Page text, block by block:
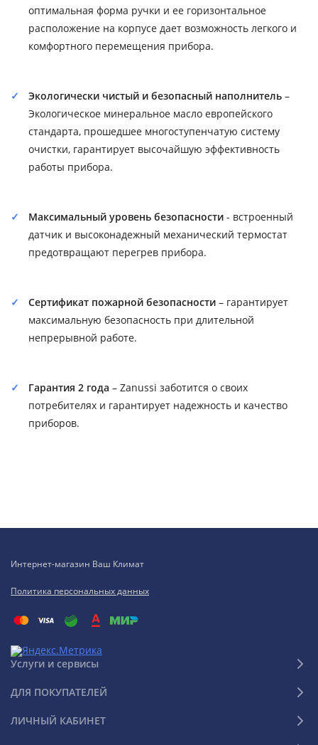
оптимальная форма ручки и ее горизонтальное
расположение на корпусе дает возможность легкого и
комфортного перемещения прибора.
Экологически чистый и безопасный наполнитель –
Экологическое минеральное масло европейского
стандарта, прошедшее многоступенчатую систему
очистки, гарантирует высочайшую эффективность
работы прибора.
Максимальный уровень безопасности - встроенный
датчик и высоконадежный механический термостат
предотвращают перегрев прибора.
Сертификат пожарной безопасности – гарантирует
максимальную безопасность при длительной
непрерывной работе.
Гарантия 2 года – Zanussi заботится о своих
потребителях и гарантирует надежность и качество
приборов.
Интернет-магазин Ваш Климат
Политика персональных данных
Услуги и сервисы
ДЛЯ ПОКУПАТЕЛЕЙ
ЛИЧНЫЙ КАБИНЕТ